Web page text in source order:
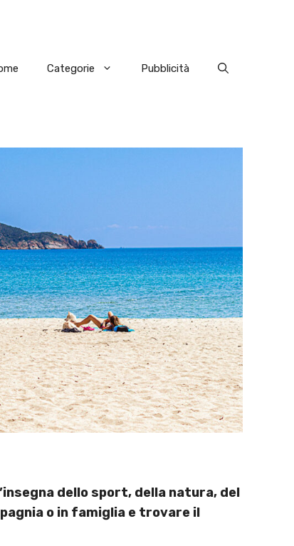
Categorie Pubblicità
dello sport, della natura, del
o in famiglia e trovare il